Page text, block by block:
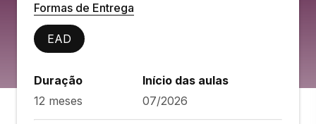
Formas de Entrega
EAD
Duração
12 meses
Início das aulas
07/2026